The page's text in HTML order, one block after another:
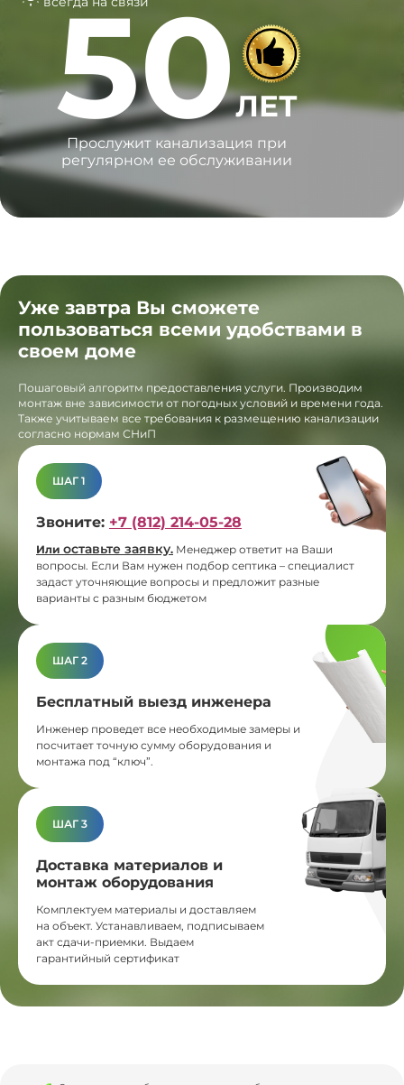
50ЛЕТ
Прослужит канализация при
регулярном ее обслуживании
Уже завтра Вы сможете
пользоваться всеми удобствами в
своем доме
Пошаговый алгоритм предоставления услуги. Производим
монтаж вне зависимости от погодных условий и времени года.
Также учитываем все требования к размещению канализации
согласно нормам СНиП
ШАГ 1
Звоните: +7 (812) 214-05-28
Или оставьте заявку. Менеджер ответит на Ваши
вопросы. Если Вам нужен подбор септика – специалист
задаст уточняющие вопросы и предложит разные
варианты с разным бюджетом
ШАГ 2
Бесплатный выезд инженера
Инженер проведет все необходимые замеры и
посчитает точную сумму оборудования и
монтажа под “ключ”.
ШАГ 3
Доставка материалов и
монтаж оборудования
Комплектуем материалы и доставляем
на объект. Устанавливаем, подписываем
акт сдачи-приемки. Выдаем
гарантийный сертификат